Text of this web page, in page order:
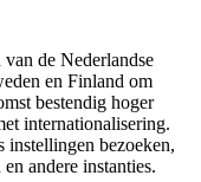
de Nederlandse
en Finland om
bestendig hoger
internationalisering.
instellingen bezoeken,
andere instanties.